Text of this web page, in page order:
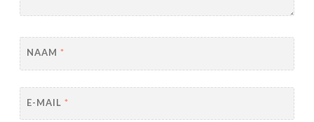
NAAM *
E-MAIL *